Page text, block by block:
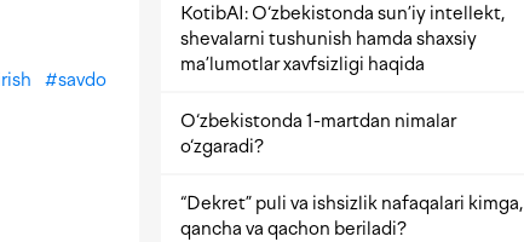
#savdo
KotibAI: O‘zbekistonda sun’iy intellekt,
shevalarni tushunish hamda shaxsiy
ma’lumotlar xavfsizligi haqida
O‘zbekistonda 1-martdan nimalar
o‘zgaradi?
“Dekret” puli va ishsizlik nafaqalari kimga,
qancha va qachon beriladi?